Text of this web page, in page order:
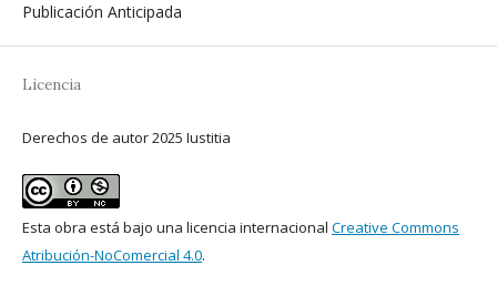
Publicación Anticipada
Licencia
Derechos de autor 2025 Iustitia
Esta obra está bajo una licencia internacional Creative Commons
Atribución-NoComercial 4.0.